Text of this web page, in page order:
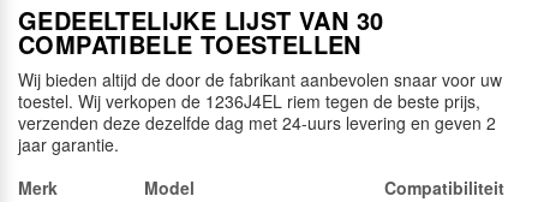
GEDEELTELIJKE LIJST VAN 30
COMPATIBELE TOESTELLEN
Wij bieden altijd de door de fabrikant aanbevolen snaar voor uw
toestel. Wij verkopen de 1236J4EL riem tegen de beste prijs,
verzenden deze dezelfde dag met 24-uurs levering en geven 2
jaar garantie.
Merk
Model Compatibiliteit